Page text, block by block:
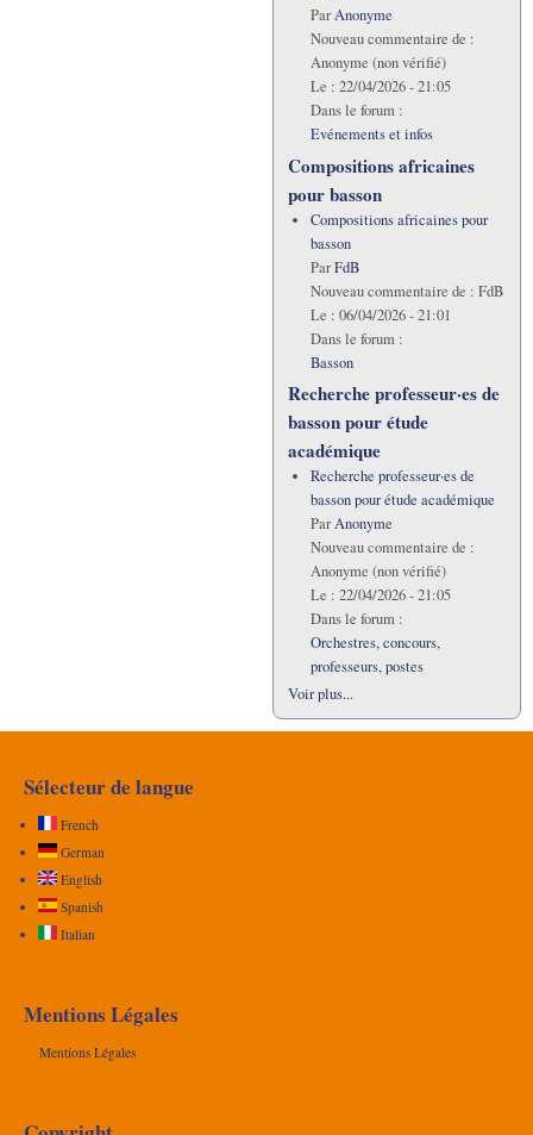
ParAnonyme
Nouveau commentaire de :
Anonyme (non vérifié)
Le : 22/04/2026 - 21:05
Dans le forum :
Evénements et infos
Compositions africaines
pour basson
Compositions africaines pour
basson
ParFdB
Nouveau commentaire de : FdB
Le : 06/04/2026 - 21:01
Dans le forum :
Basson
Recherche professeur·es de
basson pour étude
académique
Recherche professeur·es de
basson pour étude académique
ParAnonyme
Nouveau commentaire de :
Anonyme (non vérifié)
Le : 22/04/2026 - 21:05
Dans le forum :
Orchestres, concours,
professeurs, postes
Voir plus...
Sélecteur de langue
French
German
English
Spanish
Italian
Mentions Légales
Mentions Légales